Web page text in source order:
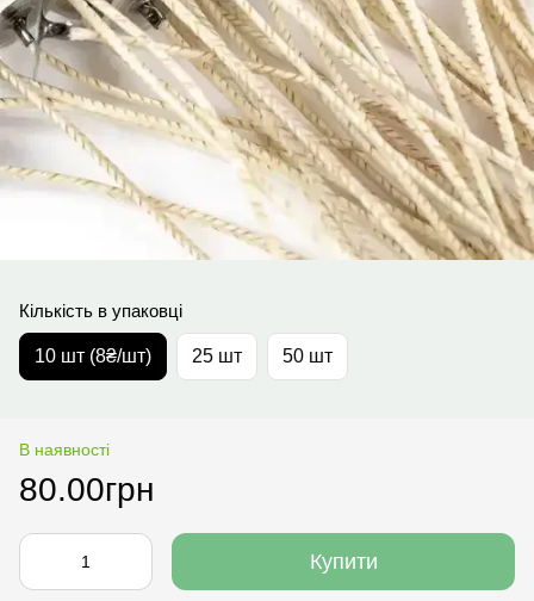
Кількість в упаковці
10 шт (8₴/шт) 25 шт 50 шт
В наявності
80.00грн
Купити